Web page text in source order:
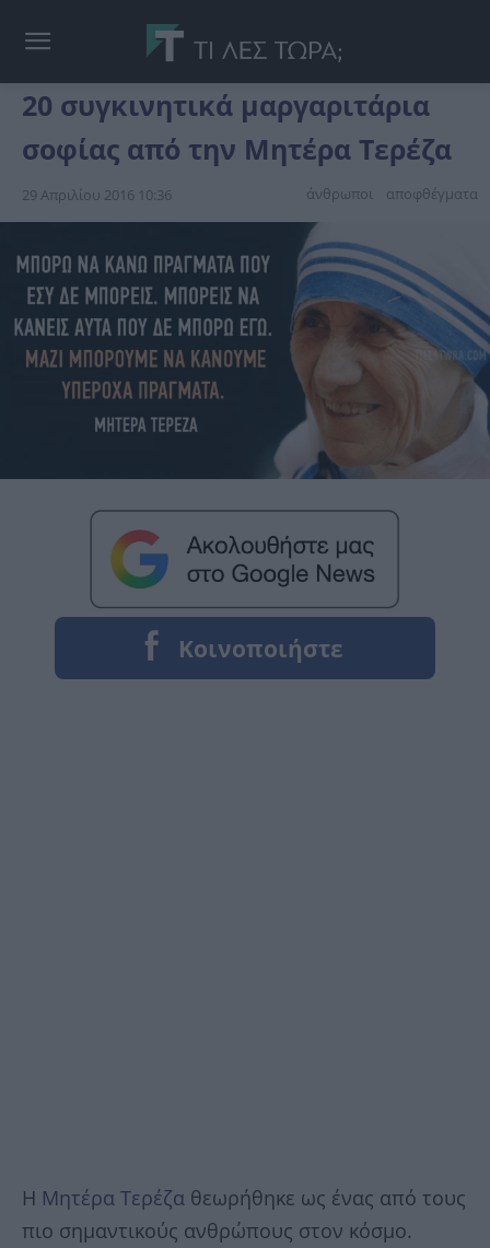
20 συγκινητικά μαργαριτάρια
σοφίας από την Μητέρα Τερέζα
29 Απριλίου 2016 10:36 άνθρωποι αποφθέγματα
Η Μητέρα Τερέζα θεωρήθηκε ως ένας από τους
πιο σημαντικούς ανθρώπους στον κόσμο.